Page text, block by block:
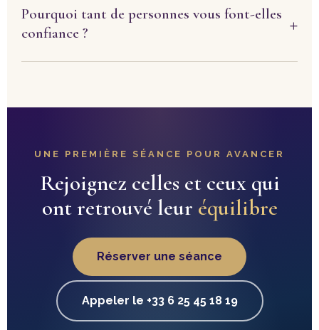
Pourquoi tant de personnes vous font-elles
confiance ?
UNE PREMIÈRE SÉANCE POUR AVANCER
Rejoignez celles et ceux qui
ont retrouvé leur équilibre
Réserver une séance
Appeler le +33 6 25 45 18 19